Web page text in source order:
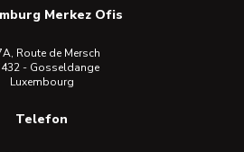
Merkez Ofis
Route de Mersch
- Gosseldange
Luxembourg
Telefon